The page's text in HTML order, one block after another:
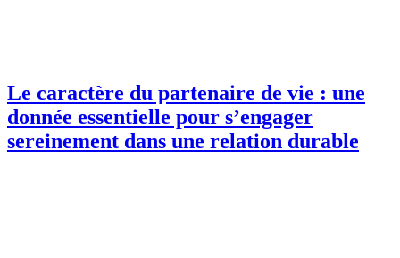
Le caractère du partenaire de vie : une
donnée essentielle pour s’engager
sereinement dans une relation durable